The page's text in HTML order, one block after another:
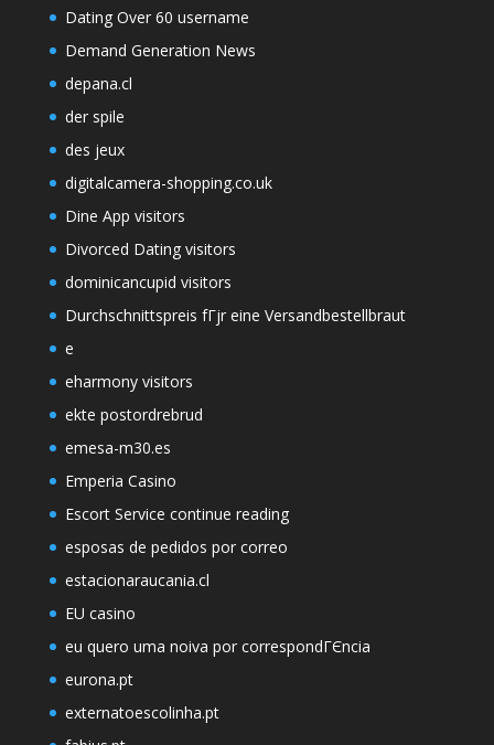
Dating Over 60 username
Demand Generation News
depana.cl
der spile
des jeux
digitalcamera-shopping.co.uk
Dine App visitors
Divorced Dating visitors
dominicancupid visitors
Durchschnittspreis fГјr eine Versandbestellbraut
e
eharmony visitors
ekte postordrebrud
emesa-m30.es
Emperia Casino
Escort Service continue reading
esposas de pedidos por correo
estacionaraucania.cl
EU casino
eu quero uma noiva por correspondГЄncia
eurona.pt
externatoescolinha.pt